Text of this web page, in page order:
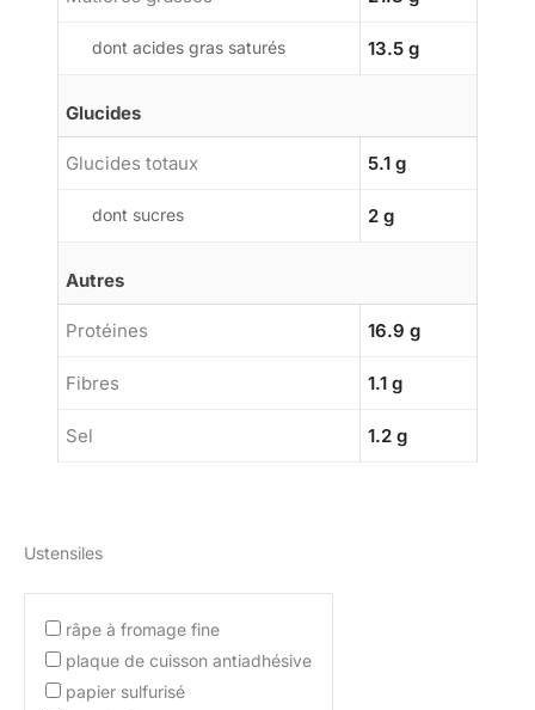
dont acides gras saturés 13.5 g
Glucides
Glucides totaux 5.1 g
dont sucres 2 g
Autres
Protéines 16.9 g
Fibres 1.1 g
Sel 1.2 g
Ustensiles
râpe à fromage fine
plaque de cuisson antiadhésive
papier sulfurisé